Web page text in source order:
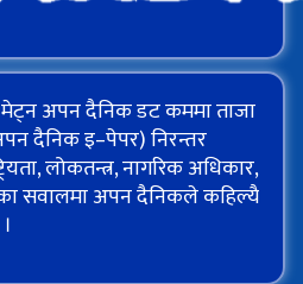
मेट्न अपन दैनिक डट कममा ताजा
दैनिक इ–पेपर) निरन्तर
लोकतन्त्र, नागरिक अधिकार,
सवालमा अपन दैनिकले कहिल्यै